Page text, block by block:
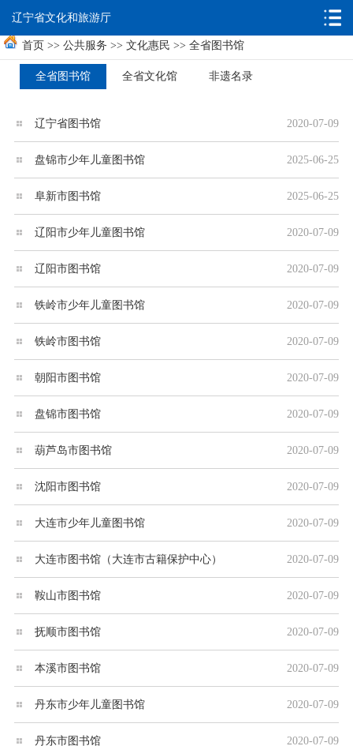
无障碍浏览 邮箱系统
辽宁省文化和旅游厅
首页 >> 公共服务 >> 文化惠民 >> 全省图书馆
全省图书馆 全省文化馆 非遗名录
辽宁省图书馆 2020-07-09
盘锦市少年儿童图书馆 2025-06-25
阜新市图书馆 2025-06-25
辽阳市少年儿童图书馆 2020-07-09
辽阳市图书馆 2020-07-09
铁岭市少年儿童图书馆 2020-07-09
铁岭市图书馆 2020-07-09
朝阳市图书馆 2020-07-09
盘锦市图书馆 2020-07-09
葫芦岛市图书馆 2020-07-09
沈阳市图书馆 2020-07-09
大连市少年儿童图书馆 2020-07-09
大连市图书馆（大连市古籍保护中心） 2020-07-09
鞍山市图书馆 2020-07-09
抚顺市图书馆 2020-07-09
本溪市图书馆 2020-07-09
丹东市少年儿童图书馆 2020-07-09
丹东市图书馆 2020-07-09